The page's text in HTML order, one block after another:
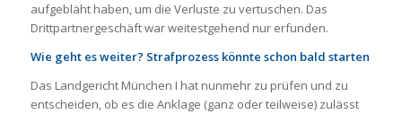
aufgebläht haben, um die Verluste zu vertuschen. Das
Drittpartnergeschäft war weitestgehend nur erfunden.
Wie geht es weiter? Strafprozess könnte schon bald starten
Das Landgericht München I hat nunmehr zu prüfen und zu
entscheiden, ob es die Anklage (ganz oder teilweise) zulässt